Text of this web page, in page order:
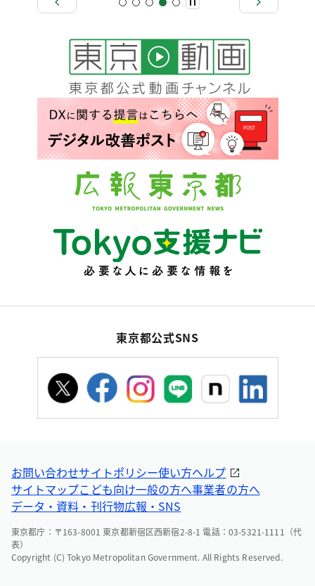
東京都公式SNS
お問い合わせサイトポリシー使い方ヘルプ
サイトマップこども向け一般の方へ事業者の方へ
データ・資料・刊行物広報・SNS
東京都庁：〒163-8001 東京都新宿区西新宿2-8-1 電話：03-5321-1111（代
表）
Copyright (C) Tokyo Metropolitan Government. All Rights Reserved.